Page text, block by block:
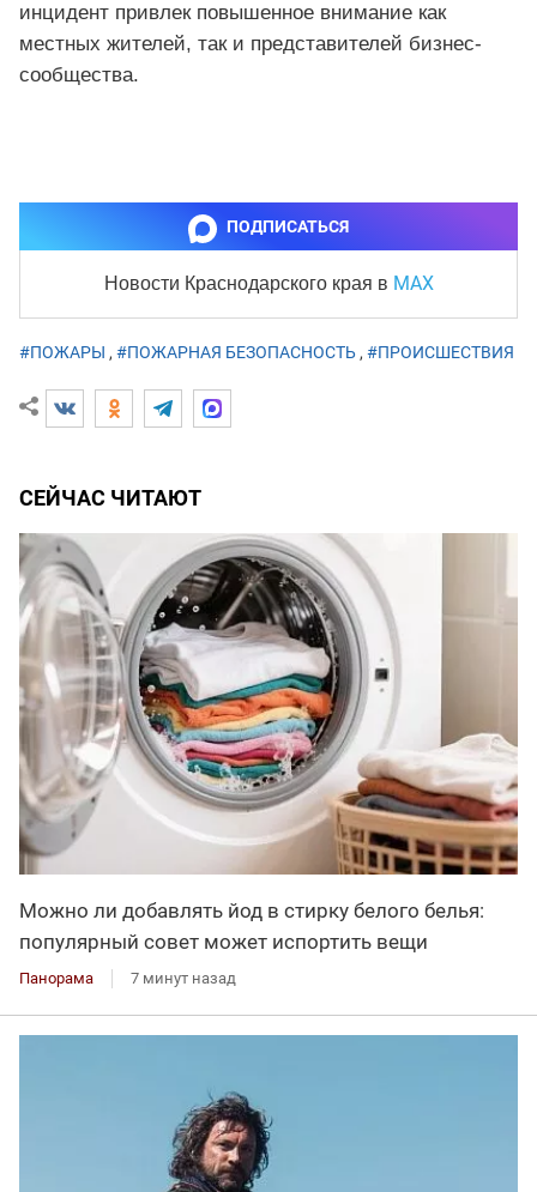
инцидент привлек повышенное внимание как
местных жителей, так и представителей бизнес-
сообщества.
ПОДПИСАТЬСЯ
Новости Краснодарского края в MAX
#ПОЖАРЫ , #ПОЖАРНАЯ БЕЗОПАСНОСТЬ, #ПРОИСШЕСТВИЯ
СЕЙЧАС ЧИТАЮТ
Можно ли добавлять йод в стирку белого белья:
популярный совет может испортить вещи
Панорама 7 минут назад